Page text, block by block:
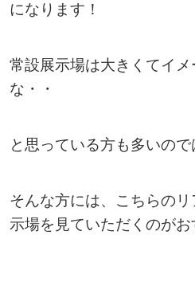
になります！
常設展示場は大きくてイ
な・・
と思っている方も多いので
そんな方には、こちらの
示場を見ていただくのがお